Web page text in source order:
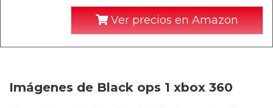
Ver precios en Amazon
Imágenes de Black ops 1 xbox 360